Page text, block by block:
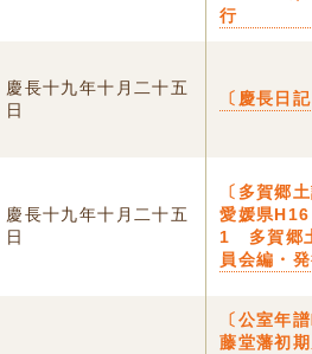
行
慶長十九年十月二十五
日
〔慶長日
慶長十九年十月二十五
日
〔多賀郷
愛媛県
1 多賀郷
員会編・
〔公室年
藤堂藩初